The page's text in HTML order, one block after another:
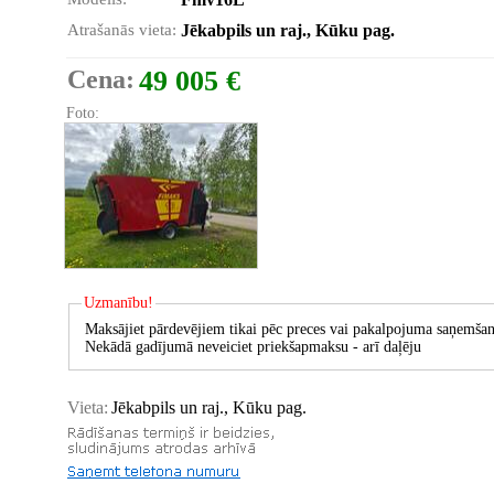
Atrašanās vieta: Jēkabpils un raj., Kūku pag.
Cena: 49 005 €
Foto:
Uzmanību!
Maksājiet pārdevējiem tikai pēc preces vai pakalpojuma
Nekādā gadījumā neveiciet priekšapmaksu - arī daļēju
Vieta: Jēkabpils un raj., Kūku pag.